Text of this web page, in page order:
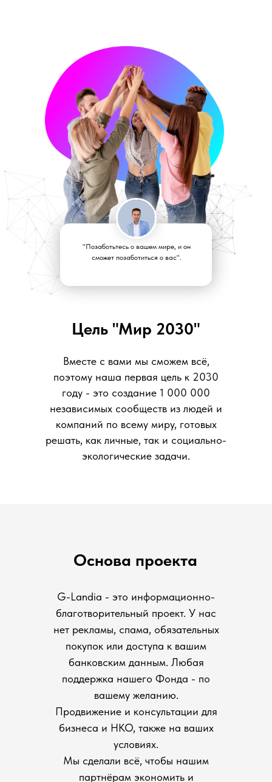
Вместе с вами мы сможем всё,
поэтому наша первая цель к 2030
году - это создание 1 000 000
независимых сообществ из людей и
компаний по всему миру, готовых
решать, как личные, так и социально-
экологические задачи.
Цель "Мир 2030"
"Позаботьтесь о вашем мире, и он
сможет позаботиться о вас".
G-Landia - это информационно-
благотворительный проект. У нас
нет рекламы, спама, обязательных
покупок или доступа к вашим
банковским данным. Любая
поддержка нашего Фонда - по
вашему желанию.
Продвижение и консультации для
бизнеса и НКО, также на ваших
условиях.
Мы сделали всё, чтобы нашим
партнёрам экономить и
Основа проекта